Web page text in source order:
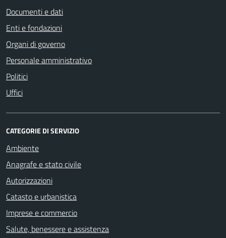
Documenti e dati
Enti e fondazioni
Organi di governo
Personale amministrativo
Politici
Uffici
CATEGORIE DI SERVIZIO
Ambiente
Anagrafe e stato civile
Autorizzazioni
Catasto e urbanistica
Imprese e commercio
Salute, benessere e assistenza